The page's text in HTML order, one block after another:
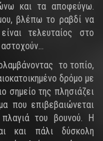
και τα αποφεύγω.
βλέπω το ραβδί να
τελευταίος στο
το τοπίο,
δρόμο με
σημείο της πλησιάζει
που επιβεβαιώνεται
του βουνού. Η
και πάλι δύσκολη